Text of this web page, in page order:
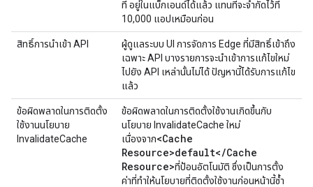
ที่ อยู่ในแบ็กเอนด์ได้แล้ว แทนที่จะจำกัดไว้ที่
10,000 แอปเหมือนก่อน
สิทธิ์การนำเข้า API
ผู้ดูแลระบบ UI การจัดการ Edge ที่มีสิทธิ์เข้าถึง
เฉพาะ API บางรายการจะนำเข้าการแก้ไขใหม่
ไปยัง API เหล่านั้นไม่ได้ ปัญหานี้ได้รับการแก้ไข
แล้ว
ข้อผิดพลาดในการติดตั้ง
ใช้งานนโยบาย
InvalidateCache
ข้อผิดพลาดในการติดตั้งใช้งานเกิดขึ้นกับ
นโยบาย InvalidateCache ใหม่
เนื่องจาก<Cache
Resource>default</Cache
Resource>ที่ป้อนอัตโนมัติ ซึ่งเป็นการตั้ง
ค่าที่ทำให้นโยบายที่ติดตั้งใช้งานก่อนหน้านี้ซ้ำ